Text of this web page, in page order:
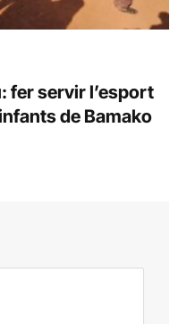
fer servir l’esport
de Bamako